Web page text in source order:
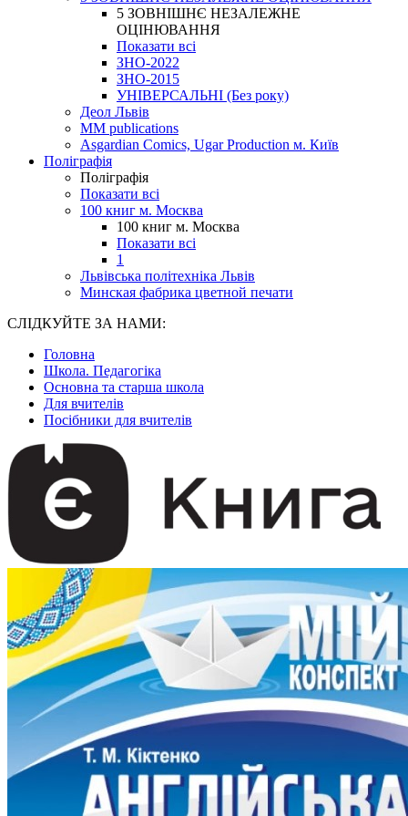
5 ЗОВНІШНЄ НЕЗАЛЕЖНЕ
ОЦІНЮВАННЯ
Показати всі
ЗНО-2022
ЗНО-2015
УНІВЕРСАЛЬНІ (Без року)
Деол Львів
MM publications
Asgardian Comics, Ugar Production м. Київ
Поліграфія
Поліграфія
Показати всі
100 книг м. Москва
100 книг м. Москва
Показати всі
1
Львівська політехніка Львів
Минская фабрика цветной печати
СЛІДКУЙТЕ ЗА НАМИ:
Головна
Школа. Педагогіка
Основна та старша школа
Для вчителів
Посібники для вчителів